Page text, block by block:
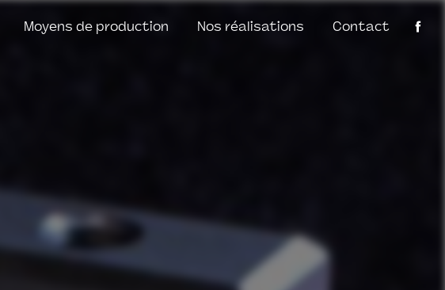
Moyens de production Nos réalisations Contact